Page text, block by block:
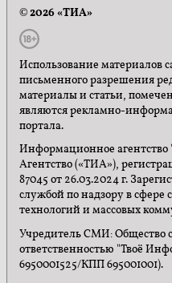
© 2026 «ТИА»
Использование материалов
письменного разрешения
материалы и статьи,
являются рекламно-
портала.
Информационное
Агентство («ТИА»),
87045 от 26.03.2024 г.
службой по надзору в
технологий и массовых
Учредитель СМИ: Общество
ответственностью "Твоё
6950001525/КПП 695001001).